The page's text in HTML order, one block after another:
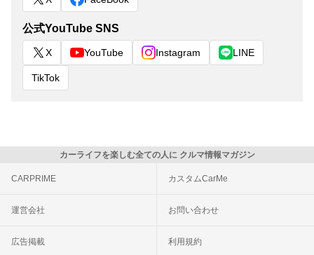
公式YouTube SNS
X YouTube Instagram LINE
TikTok
カーライフを楽しむ全ての人に クルマ情報マガジン
CARPRIME カスタムCarMe
運営会社 お問い合わせ
広告掲載 利用規約